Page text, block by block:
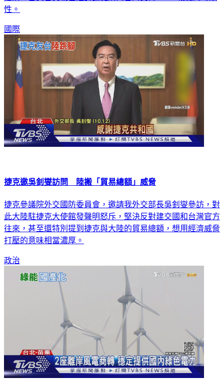
性。
國際
捷克邀吳釗燮訪問 陸搬「貿易總額」威脅
捷克參議院外交國防委員會，邀請我外交部長吳釗燮參訪，對
此大陸駐捷克大使館發聲明怒斥，堅決反對建交國和台灣官方
往來，甚至還特別提到捷克與大陸的貿易總額，想用經濟威脅
打壓的意味相當濃厚。
政治